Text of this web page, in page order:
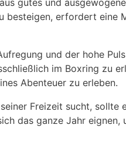
besteigen, erfordert
und der hohe
im Boxring zu
Abenteuer zu erleben.
Freizeit sucht,
das ganze Jahr